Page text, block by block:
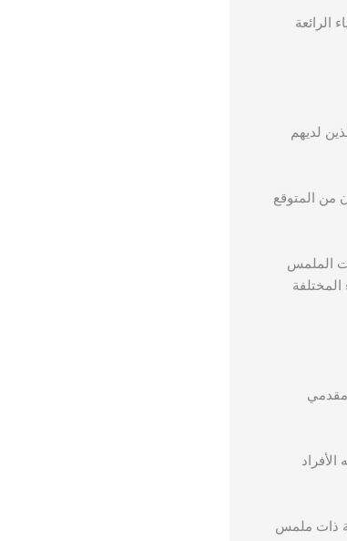
الرائعة
لديهم
من المتوقع
الملمس
المختلفة
مقدمي
ذات ملمس